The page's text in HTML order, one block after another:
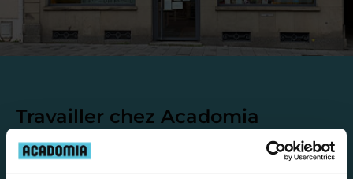
Travailler chez Acadomia
présente de
avantages